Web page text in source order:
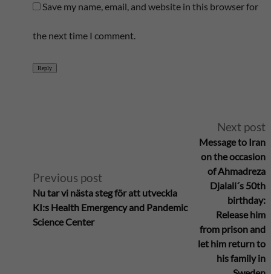
Save my name, email, and website in this browser for
the next time I comment.
Reply
e
Previous post
Nu tar vi nästa steg för att utveckla
KI:s Health Emergency and Pandemic
Science Center
Next post
Message to Iran
on the occasion
of Ahmadreza
Djalali´s 50th
birthday:
Release him
from prison and
let him return to
his family in